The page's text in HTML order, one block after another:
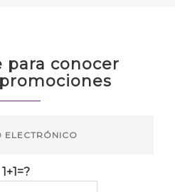
para conocer
1+1=?